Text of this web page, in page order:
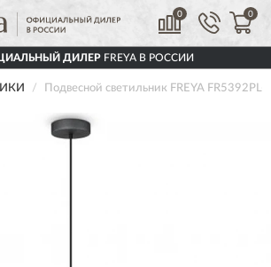
0 0
ДИЛЕРFREYA В РОССИИ
Подвесной светильник FREYA FR5392PL-